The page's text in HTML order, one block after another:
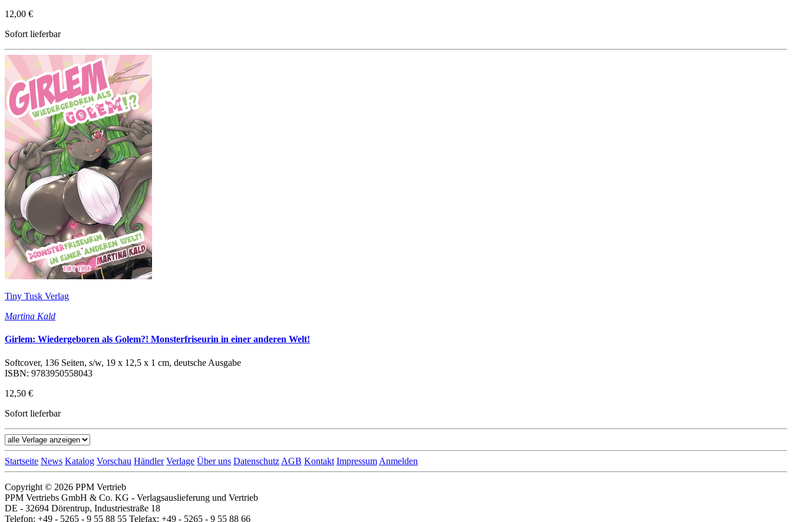
12,00 €
Sofort lieferbar
Tiny Tusk Verlag
Martina Kald
Girlem: Wiedergeboren als Golem?! Monsterfriseurin in einer anderen Welt!
Softcover, 136 Seiten, s/w, 19 x 12,5 x 1 cm, deutsche Ausgabe
ISBN: 9783950558043
12,50 €
Sofort lieferbar
Startseite News Katalog Vorschau Händler Verlage Über uns Datenschutz AGB Kontakt Impressum Anmelden
Copyright © 2026 PPM Vertrieb
PPM Vertriebs GmbH & Co. KG - Verlagsauslieferung und Vertrieb
DE - 32694 Dörentrup, Industriestraße 18
Telefon: +49 - 5265 - 9 55 88 55 Telefax: +49 - 5265 - 9 55 88 66